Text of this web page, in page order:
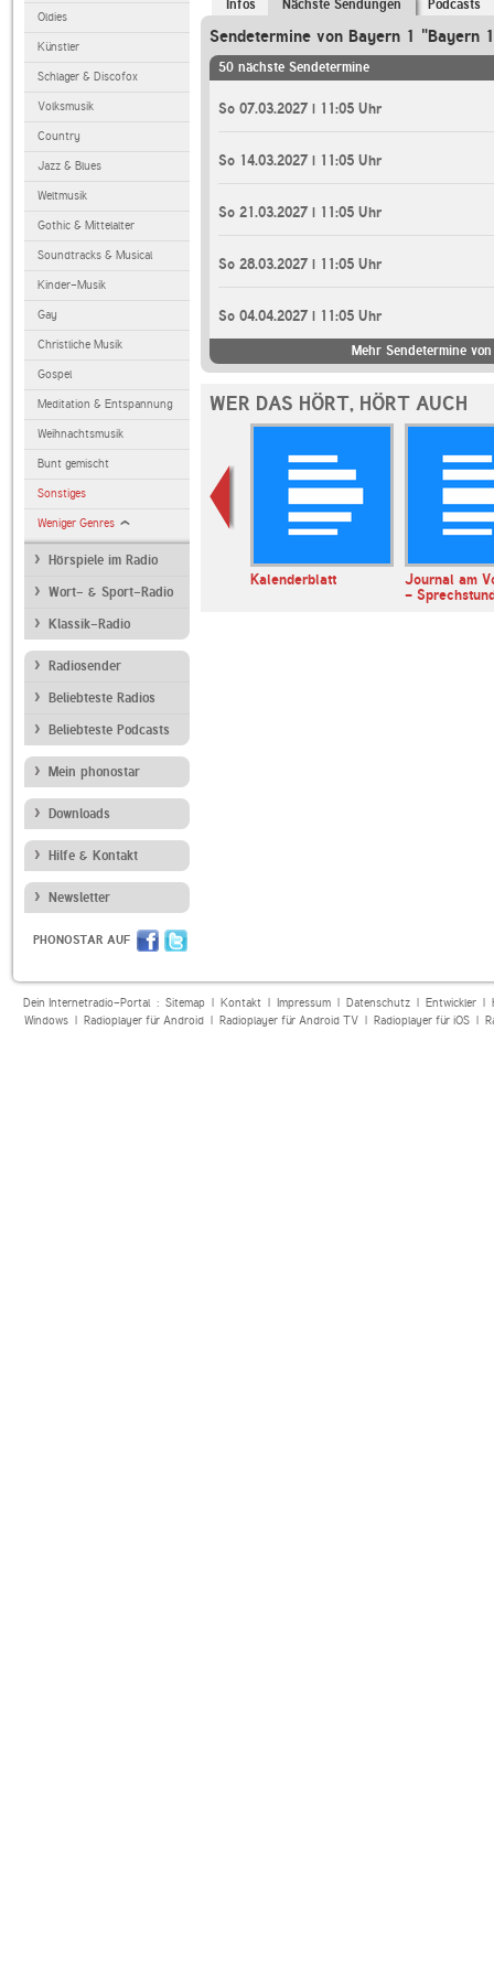
Oldies
Künstler
Schlager & Discofox
Volksmusik
Country
Jazz & Blues
Weltmusik
Gothic & Mittelalter
Soundtracks & Musical
Kinder-Musik
Gay
Christliche Musik
Gospel
Meditation & Entspannung
Weihnachtsmusik
Bunt gemischt
Sonstiges
Weniger Genres
Hörspiele im Radio
Wort- & Sport-Radio
Klassik-Radio
Radiosender
Beliebteste Radios
Beliebteste Podcasts
Mein phonostar
Downloads
Hilfe & Kontakt
Newsletter
PHONOSTAR AUF
Infos Nächste Sendungen Podcasts
Sendetermine von Bayern 1 "Bayern
50 nächste Sendetermine
So 07.03.2027 | 11:05 Uhr
So 14.03.2027 | 11:05 Uhr
So 21.03.2027 | 11:05 Uhr
So 28.03.2027 | 11:05 Uhr
So 04.04.2027 | 11:05 Uhr
Mehr Sendetermine
WER DAS HÖRT, HÖRT AUCH
Jazz
Kalenderblatt
Journal am
-
Dein Internetradio-Portal : Sitemap| Kontakt| Impressum| Datenschutz| Entwickler|
Windows| Radioplayer für Android| Radioplayer für Android TV| Radioplayer für iOS|